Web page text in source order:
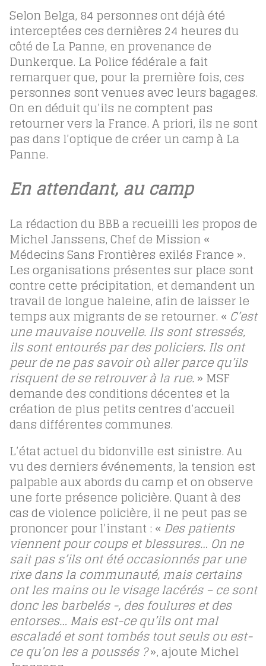
Selon Belga, 84 personnes ont déjà été
interceptées ces dernières 24 heures du
côté de La Panne, en provenance de
Dunkerque. La Police fédérale a fait
remarquer que, pour la première fois, ces
personnes sont venues avec leurs bagages.
On en déduit qu’ils ne comptent pas
retourner vers la France. A priori, ils ne sont
pas dans l’optique de créer un camp à La
Panne.
En attendant, au camp
La rédaction du BBB a recueilli les propos de
Michel Janssens, Chef de Mission «
Médecins Sans Frontières exilés France ».
Les organisations présentes sur place sont
contre cette précipitation, et demandent un
travail de longue haleine, afin de laisser le
temps aux migrants de se retourner. « C’est
une mauvaise nouvelle. Ils sont stressés,
ils sont entourés par des policiers. Ils ont
peur de ne pas savoir où aller parce qu’ils
risquent de se retrouver à la rue.» MSF
demande des conditions décentes et la
création de plus petits centres d’accueil
dans différentes communes.
L’état actuel du bidonville est sinistre. Au
vu des derniers événements, la tension est
palpable aux abords du camp et on observe
une forte présence policière. Quant à des
cas de violence policière, il ne peut pas se
prononcer pour l’instant : « Des patients
viennent pour coups et blessures… On ne
sait pas s’ils ont été occasionnés par une
rixe dans la communauté, mais certains
ont les mains ou le visage lacérés –ce sont
donc les barbelés -,des foulures et des
entorses… Mais est-ce qu’ils ont mal
escaladé et sont tombés tout seuls ou est-
ce qu’on les a poussés ?», ajoute Michel